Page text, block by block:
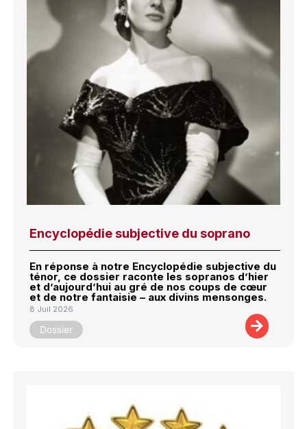
Encyclopédie subjective du soprano
En réponse à notre Encyclopédie subjective du
ténor, ce dossier raconte les sopranos d’hier
et d’aujourd’hui au gré de nos coups de cœur
et de notre fantaisie – aux divins mensonges.
8 Juil 2026
Dossier